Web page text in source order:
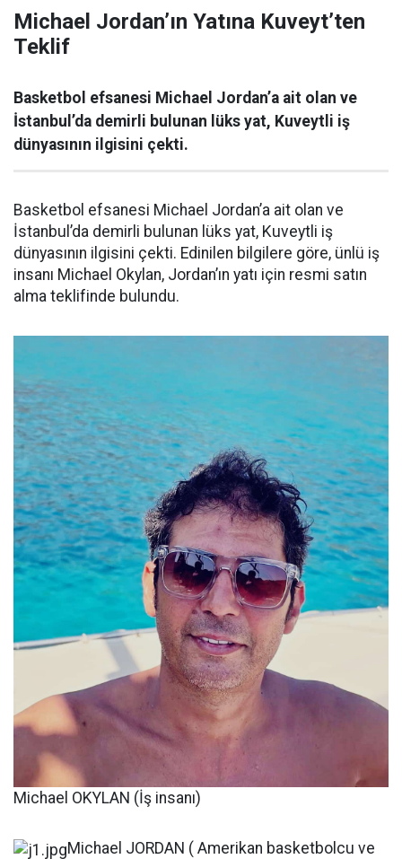
Michael Jordan’ın Yatına Kuveyt’ten
Teklif
Basketbol efsanesi Michael Jordan’a ait olan ve
İstanbul’da demirli bulunan lüks yat, Kuveytli iş
dünyasının ilgisini çekti.
Basketbol efsanesi Michael Jordan’a ait olan ve
İstanbul’da demirli bulunan lüks yat, Kuveytli iş
dünyasının ilgisini çekti. Edinilen bilgilere göre, ünlü iş
insanı Michael Okylan, Jordan’ın yatı için resmi satın
alma teklifinde bulundu.
Michael OKYLAN (İş insanı)
Michael JORDAN ( Amerikan basketbolcu ve